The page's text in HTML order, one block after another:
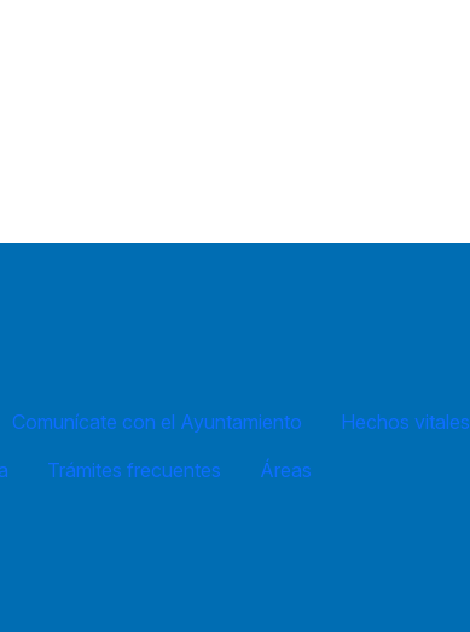
Comunícate con el Ayuntamiento
Hechos vitales
Trámites frecuentes Áreas